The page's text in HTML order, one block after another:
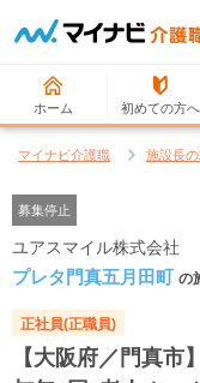
ホーム 初めての方へ
マイナビ介護職 施設長の
募集停止
ユアスマイル株式会社
プレタ門真五月田町 の
正社員(正職員)
【大阪府／門真